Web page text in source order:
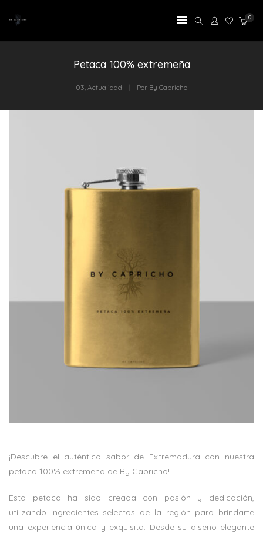
0
Petaca 100% extremeña
03, Actualidad Por By Capricho
¡Descubre el auténtico sabor de Extremadura con nuestra
petaca 100% extremeña de By Capricho!
Esta petaca ha sido creada con pasión y dedicación,
utilizando ingredientes selectos de la región para brindarte
una experiencia única y exquisita. Desde su diseño elegante